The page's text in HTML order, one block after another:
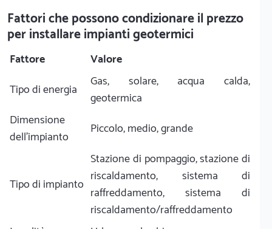
Fattori che possono condizionare il prezzo
per installare impianti geotermici
Fattore
Valore
Tipo di energia
Gas, solare, acqua calda,
geotermica
Dimensione
dell'impianto
Piccolo, medio, grande
Tipo di impianto
Stazione di pompaggio, stazione di
riscaldamento, sistema di
raffreddamento, sistema di
riscaldamento/raffreddamento